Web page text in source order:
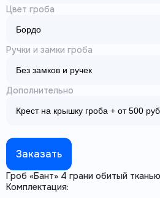
Цвет гроба
Ручки и замки гроба
Дополнительно
Заказать
Гроб «Бант» 4 грани обитый
Комплектация: